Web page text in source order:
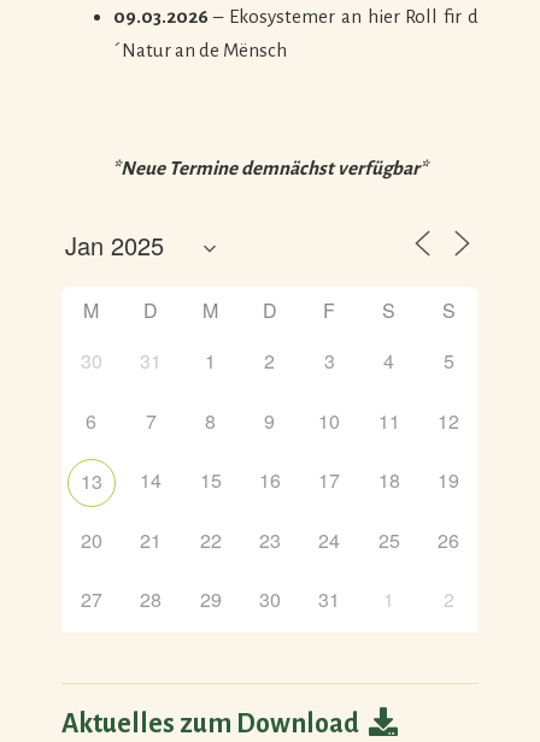
09.03.2026 – Ekosystemer an hier Roll fir d
´Natur an de Mënsch
*Neue Termine demnächst verfügbar*
M D M D F S
S
30
31 1 2 3 4 5
6 7 8 9 10 11 12
13 14 15 16 17 18 19
20 21 22 23 24 25 26
27 28 29 30 31 1 2
Aktuelles zum Download